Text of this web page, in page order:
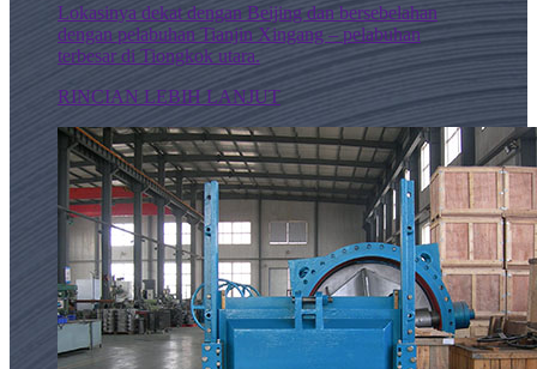
Lokasinya dekat dengan Beijing dan bersebelahan
dengan pelabuhan Tianjin Xingang – pelabuhan
terbesar di Tiongkok utara.
RINCIAN LEBIH LANJUT